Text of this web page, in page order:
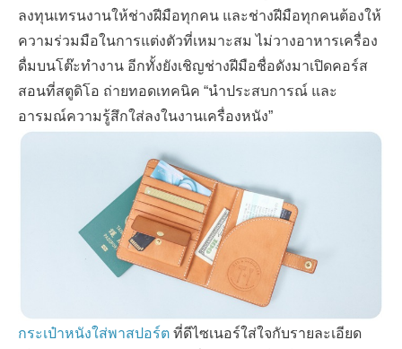
ลงทุนเทรนงานให้ช่างฝีมือทุกคน และช่างฝีมือทุกคนต้องให้
ความร่วมมือในการแต่งตัวที่เหมาะสม ไม่วางอาหารเครื่อง
ดื่มบนโต๊ะทำงาน อีกทั้งยังเชิญช่างฝีมือชื่อดังมาเปิดคอร์ส
สอนที่สตูดิโอ ถ่ายทอดเทคนิค “นำประสบการณ์ และ
อารมณ์ความรู้สึกใส่ลงในงานเครื่องหนัง”
กระเป๋าหนังใส่พาสปอร์ต ที่ดีไซเนอร์ใส่ใจกับรายละเอียด